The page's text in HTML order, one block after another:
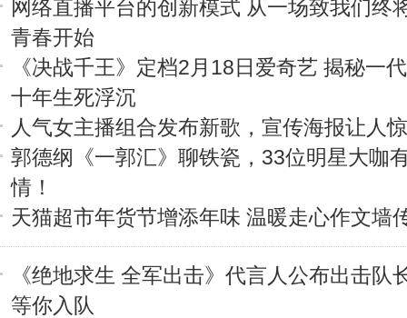
网络直播平台的创新模式 从一场致我们终
青春开始
《决战千王》定档2月18日爱奇艺 揭秘一
十年生死浮沉
人气女主播组合发布新歌，宣传海报让人
郭德纲《一郭汇》聊铁瓷，33位明星大咖
情！
天猫超市年货节增添年味 温暖走心作文墙
《绝地求生 全军出击》代言人公布出击队
等你入队